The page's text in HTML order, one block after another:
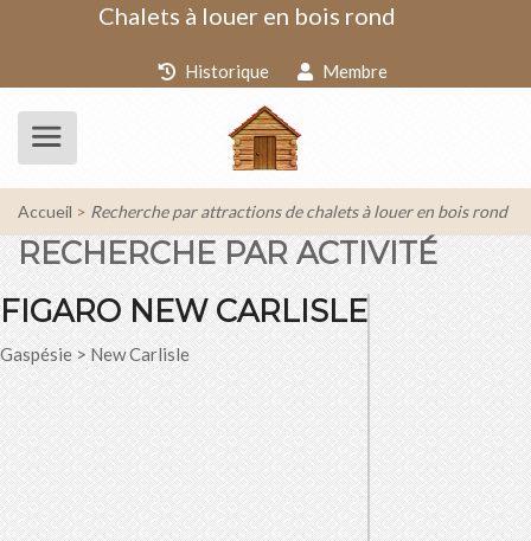
Chalets à louer en bois rond
Historique Membre
Accueil Recherche par attractions de chalets à louer en bois rond
RECHERCHE PAR ACTIVITÉ
FIGARO NEW CARLISLE
Gaspésie > New Carlisle